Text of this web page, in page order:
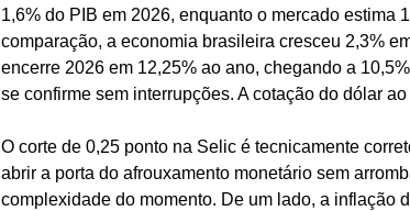
1,6% do PIB em 2026, enquanto o mercado estima
comparação, a economia brasileira cresceu 2,3%
encerre 2026 em 12,25% ao ano, chegando a
se confirme sem interrupções. A cotação do dólar
O corte de 0,25 ponto na Selic é tecnicamente
abrir a porta do afrouxamento monetário sem
complexidade do momento. De um lado, a inflação